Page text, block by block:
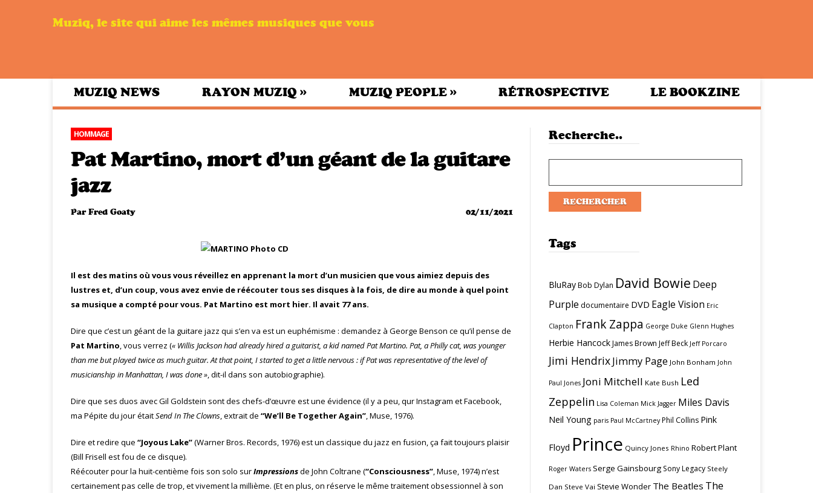
Muziq, le site qui aime les mêmes musiques que vous
MUZIQ NEWS RAYON MUZIQ » MUZIQ PEOPLE » RÉTROSPECTIVE LE BOOKZINE
HOMMAGE
Pat Martino, mort d’un géant de la guitare
jazz
ParFred Goaty 02/11/2021
Il est des matins où vous vous réveillez en apprenant la mort d’un musicien que vous aimiez depuis des
lustres et, d’un coup, vous avez envie de réécouter tous ses disques à la fois, de dire au monde à quel point
sa musique a compté pour vous. Pat Martino est mort hier. Il avait 77 ans.
Dire que c’est un géant de la guitare jazz qui s’en va est un euphémisme : demandez à George Benson ce qu’il pense de
Pat Martino, vous verrez (« Willis Jackson had already hired a guitarist, a kid named Pat Martino. Pat, a Philly cat, was younger
than me but played twice as much guitar. At that point, I started to get a little nervous : if Pat was representative of the level of
musicianship in Manhattan, I was done », dit-il dans son autobiographie).
Dire que ses duos avec Gil Goldstein sont des chefs-d’œuvre est une évidence (il y a peu, qur Instagram et Facebook,
ma Pépite du jour étaitSend In The Clowns, extrait de “We’ll Be Together Again”, Muse, 1976).
Dire et redire que “Joyous Lake”(Warner Bros. Records, 1976) est un classique du jazz en fusion, ça fait toujours plaisir
(Bill Frisell est fou de ce disque).
Réécouter pour la huit-centième fois son solo surImpressionsde John Coltrane (“Consciousness”, Muse, 1974) n’est
certainement pas celle de trop, et vivement la millième. (Et en plus, on réserve le même traitement obsessionnel à son
Recherche..
Tags
BluRay Bob Dylan David Bowie Deep
Purple documentaire DVD Eagle Vision Eric
Clapton Frank Zappa George Duke Glenn Hughes
Herbie Hancock James Brown Jeff Beck Jeff Porcaro
Jimi HendrixJimmy Page John Bonham John
Paul Jones Joni Mitchell Kate Bush Led
Zeppelin Lisa Coleman Mick Jagger Miles Davis
Neil Young paris Paul McCartney Phil Collins Pink
Floyd Prince Quincy Jones Rhino Robert Plant
Roger Waters Serge Gainsbourg Sony Legacy Steely
Dan Steve Vai Stevie Wonder The Beatles The